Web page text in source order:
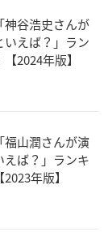
神谷浩史さんが
えば？」ラン
2024年版】
福山潤さんが演
えば？」ランキ
年版】